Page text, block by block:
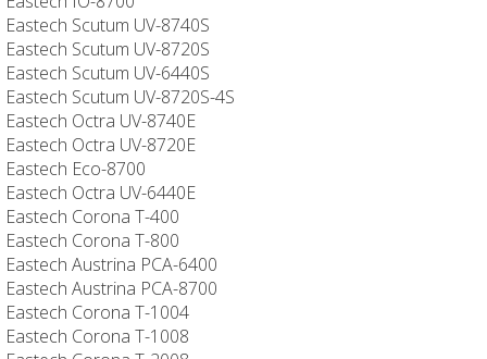
Eastech Scutum UV-8740S
Eastech Scutum UV-8720S
Eastech Scutum UV-6440S
Eastech Scutum UV-8720S-4S
Eastech Octra UV-8740E
Eastech Octra UV-8720E
Eastech Eco-8700
Eastech Octra UV-6440E
Eastech Corona T-400
Eastech Corona T-800
Eastech Austrina PCA-6400
Eastech Austrina PCA-8700
Eastech Corona T-1004
Eastech Corona T-1008